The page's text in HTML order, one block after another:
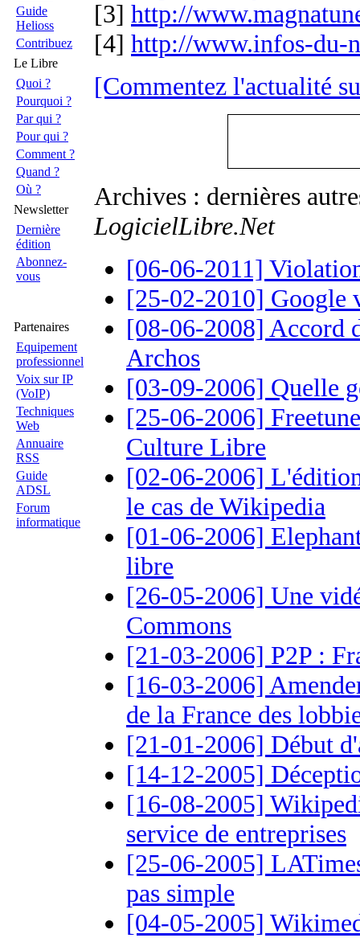
Guide
Helioss
Contribuez
Le Libre
Quoi ?
Pourquoi ?
Par qui ?
Pour qui ?
Comment ?
Quand ?
Où ?
Newsletter
Dernière
édition
Abonnez-
vous
Partenaires
Equipement
professionnel
Voix sur IP
(VoIP)
Techniques
Web
Annuaire
RSS
Guide
ADSL
Forum
informatique
[3] http://
[4] http://www.infos-du-
[Commentez l'actualité
Archives : dernières
LogicielLibre.Net
[06-06-2011]
[25-02-2010] Google
[08-06-2008] Accord
Archos
[03-09-2006] Quelle
[25-06-2006]
Culture Libre
[02-06-2006]
le cas de Wikipedia
[01-06-2006]
libre
[26-05-2006] Une
Commons
[21-03-2006] P2P :
[16-03-2006]
de la France des
[21-01-2006] Début
[14-12-2005]
[16-08-2005]
service de entreprises
[25-06-2005]
pas simple
[04-05-2005]